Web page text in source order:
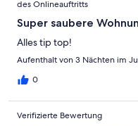
des Onlineauftritts
Super saubere
Alles tip top!
Aufenthalt von 3 Nächten im
0
Verifizierte Bewertung